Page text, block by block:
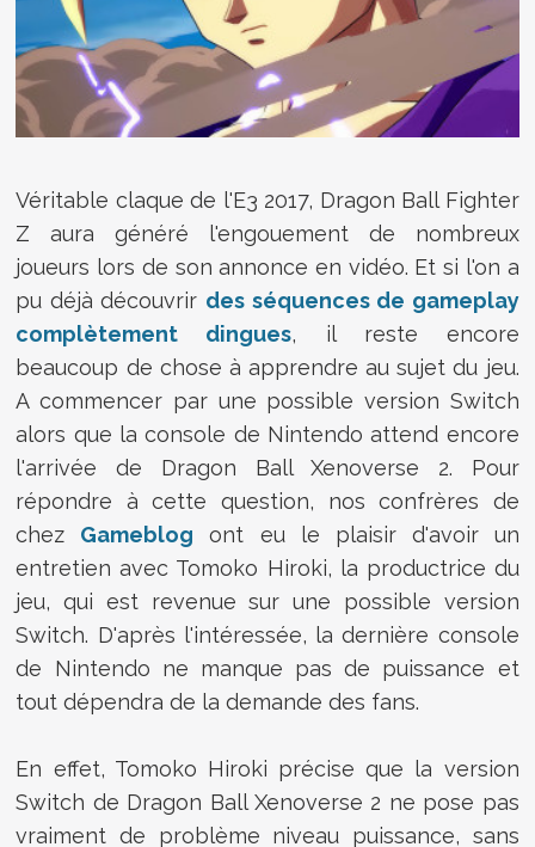
Véritable claque de l'E3 2017, Dragon Ball Fighter
Z aura généré l'engouement de nombreux
joueurs lors de son annonce en vidéo. Et si l'on a
pu déjà découvrir des séquences de gameplay
complètement dingues, il reste encore
beaucoup de chose à apprendre au sujet du jeu.
A commencer par une possible version Switch
alors que la console de Nintendo attend encore
l'arrivée de Dragon Ball Xenoverse 2. Pour
répondre à cette question, nos confrères de
chez Gameblog ont eu le plaisir d'avoir un
entretien avec Tomoko Hiroki, la productrice du
jeu, qui est revenue sur une possible version
Switch. D'après l'intéressée, la dernière console
de Nintendo ne manque pas de puissance et
tout dépendra de la demande des fans.
En effet, Tomoko Hiroki précise que la version
Switch de Dragon Ball Xenoverse 2 ne pose pas
vraiment de problème niveau puissance, sans